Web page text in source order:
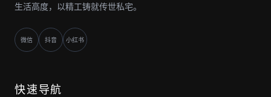
生活高度，以精工铸就传世私宅。
微信 抖音 小红书
快速导航